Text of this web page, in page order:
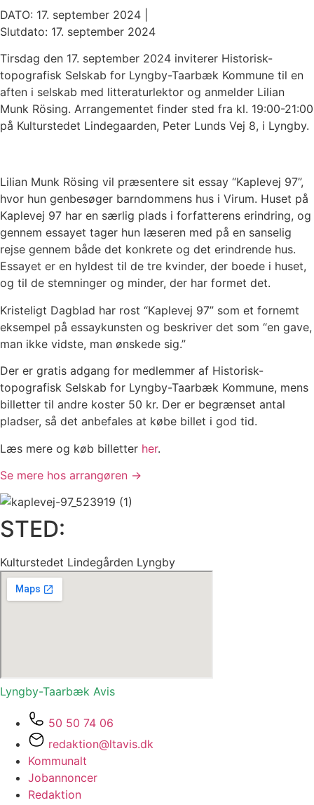
DATO: 17. september 2024 |
Slutdato: 17. september 2024
Tirsdag den 17. september 2024 inviterer Historisk-
topografisk Selskab for Lyngby-Taarbæk Kommune til en
aften i selskab med litteraturlektor og anmelder Lilian
Munk Rösing. Arrangementet finder sted fra kl. 19:00-21:00
på Kulturstedet Lindegaarden, Peter Lunds Vej 8, i Lyngby.
Lilian Munk Rösing vil præsentere sit essay “Kaplevej 97”,
hvor hun genbesøger barndommens hus i Virum. Huset på
Kaplevej 97 har en særlig plads i forfatterens erindring, og
gennem essayet tager hun læseren med på en sanselig
rejse gennem både det konkrete og det erindrende hus.
Essayet er en hyldest til de tre kvinder, der boede i huset,
og til de stemninger og minder, der har formet det.
Kristeligt Dagblad har rost “Kaplevej 97” som et fornemt
eksempel på essaykunsten og beskriver det som “en gave,
man ikke vidste, man ønskede sig.”
Der er gratis adgang for medlemmer af Historisk-
topografisk Selskab for Lyngby-Taarbæk Kommune, mens
billetter til andre koster 50 kr. Der er begrænset antal
pladser, så det anbefales at købe billet i god tid.
Læs mere og køb billetter her.
Se mere hos arrangøren →
STED:
Kulturstedet Lindegården Lyngby
Lyngby-Taarbæk Avis
50 50 74 06
redaktion@ltavis.dk
Kommunalt
Jobannoncer
Redaktion